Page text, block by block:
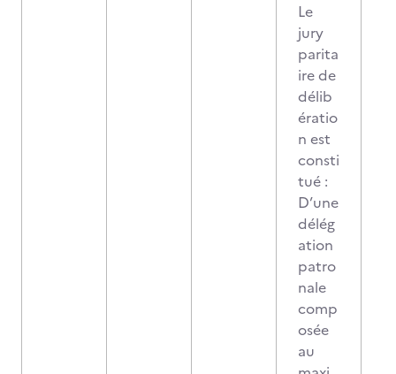
Le
jury
parita
ire de
délib
ératio
n est
consti
tué :
D’une
délég
ation
patro
nale
comp
osée
au